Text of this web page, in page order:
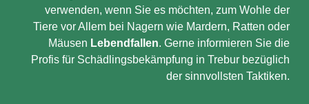
verwenden, wenn Sie es möchten, zum Wohle der
Tiere vor Allem bei Nagern wie Mardern, Ratten oder
Mäusen Lebendfallen. Gerne informieren Sie die
Profis für Schädlingsbekämpfung in Trebur bezüglich
der sinnvollsten Taktiken.